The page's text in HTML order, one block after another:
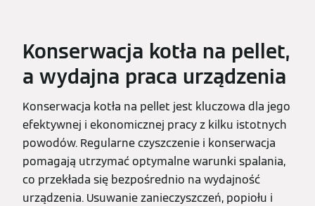
Konserwacja kotła na pellet,
a wydajna praca urządzenia
Konserwacja kotła na pellet jest kluczowa dla jego
efektywnej i ekonomicznej pracy z kilku istotnych
powodów. Regularne czyszczenie i konserwacja
pomagają utrzymać optymalne warunki spalania,
co przekłada się bezpośrednio na wydajność
urządzenia. Usuwanie zanieczyszczeń, popiołu i